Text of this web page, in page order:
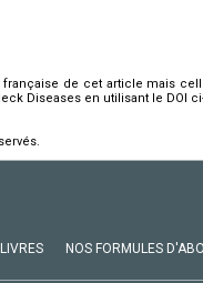
de cet article mais
Diseases en utilisant le DOI
LIVRES NOS FORMULES